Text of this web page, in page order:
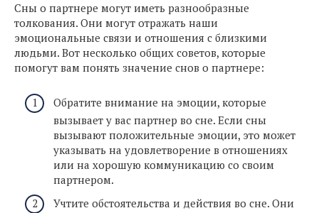
Сны о партнере могут иметь разнообразные
толкования. Они могут отражать наши
эмоциональные связи и отношения с близкими
людьми. Вот несколько общих советов, которые
помогут вам понять значение снов о партнере:
Обратите внимание на эмоции, которые
вызывает у вас партнер во сне. Если сны
вызывают положительные эмоции, это может
указывать на удовлетворение в отношениях
или на хорошую коммуникацию со своим
партнером.
Учтите обстоятельства и действия во сне. Они